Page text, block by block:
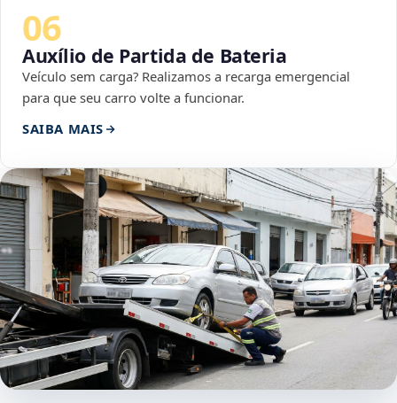
06
Auxílio de Partida de Bateria
Veículo sem carga? Realizamos a recarga emergencial
para que seu carro volte a funcionar.
SAIBA MAIS